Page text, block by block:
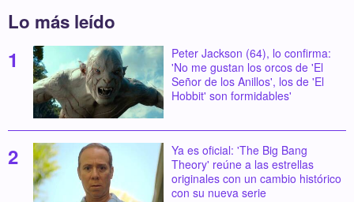
Lo más leído
Peter Jackson (64), lo confirma:
'No me gustan los orcos de 'El
Señor de los Anillos', los de 'El
Hobbit' son formidables'
Ya es oficial: 'The Big Bang
Theory' reúne a las estrellas
originales con un cambio histórico
con su nueva serie